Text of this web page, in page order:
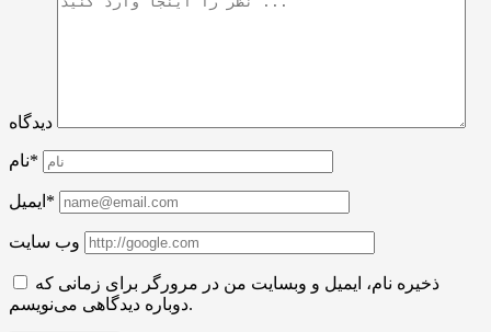
دیدگاه
نام*
ایمیل*
وب سایت
ذخیره نام، ایمیل و وبسایت من در مرورگر برای زمانی که
دوباره دیدگاهی می‌نویسم.